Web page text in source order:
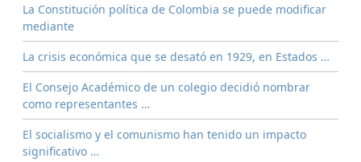
La Constitución política de Colombia se puede modificar
mediante
La crisis económica que se desató en 1929, en Estados …
El Consejo Académico de un colegio decidió nombrar
como representantes …
El socialismo y el comunismo han tenido un impacto
significativo …